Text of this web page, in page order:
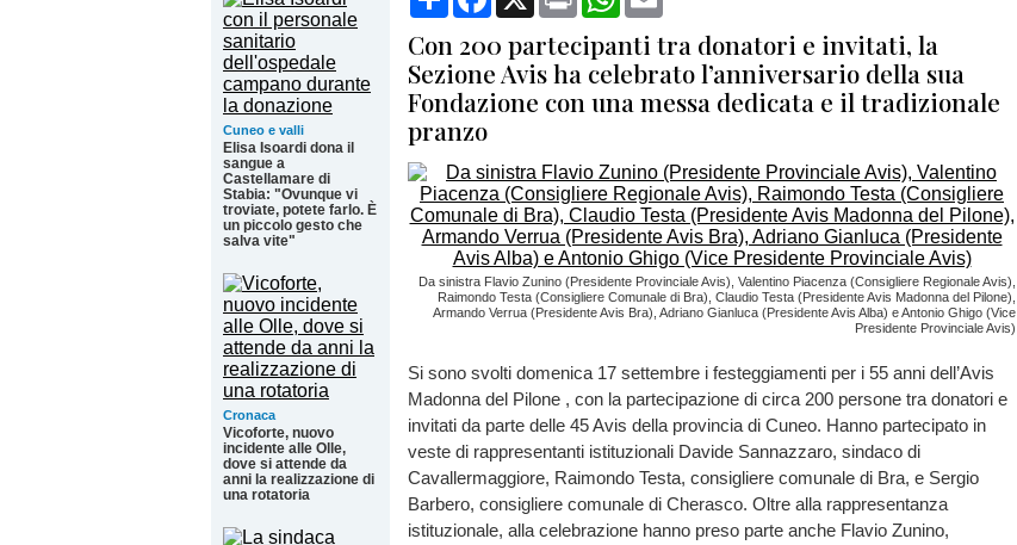
Cuneo e valli
Elisa Isoardi dona il
sangue a
Castellamare di
Stabia: "Ovunque vi
troviate, potete farlo. È
un piccolo gesto che
salva vite"
Cronaca
Vicoforte, nuovo
incidente alle Olle,
dove si attende da
anni la realizzazione di
una rotatoria
Con 200 partecipanti tra donatori e invitati, la
Sezione Avis ha celebrato l’anniversario della sua
Fondazione con una messa dedicata e il tradizionale
pranzo
Da sinistra Flavio Zunino (Presidente Provinciale Avis), Valentino Piacenza (Consigliere Regionale Avis),
Raimondo Testa (Consigliere Comunale di Bra), Claudio Testa (Presidente Avis Madonna del Pilone),
Armando Verrua (Presidente Avis Bra), Adriano Gianluca (Presidente Avis Alba) e Antonio Ghigo (Vice
Presidente Provinciale Avis)
Si sono svolti domenica 17 settembre i festeggiamenti per i 55 anni dell’Avis
Madonna del Pilone , con la partecipazione di circa 200 persone tra donatori e
invitati da parte delle 45 Avis della provincia di Cuneo. Hanno partecipato in
veste di rappresentanti istituzionali Davide Sannazzaro, sindaco di
Cavallermaggiore, Raimondo Testa, consigliere comunale di Bra, e Sergio
Barbero, consigliere comunale di Cherasco. Oltre alla rappresentanza
istituzionale, alla celebrazione hanno preso parte anche Flavio Zunino,